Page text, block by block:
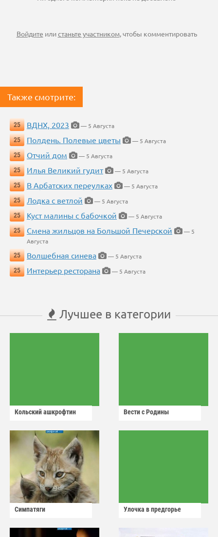
Войдите илистаньте участником, чтобы комментировать
Также смотрите:
25 ВДНХ, 2023
— 5 Августа
25
Полдень. Полевые цветы
— 5 Августа
25
Отчий дом
— 5 Августа
25
Илья Великий гудит
— 5 Августа
25
В Арбатских переулках
— 5 Августа
25
Лодка с ветлой
— 5 Августа
25
Куст малины с бабочкой
— 5 Августа
25
Смена жильцов на Большой Печерской
— 5
Августа
25
Волшебная синева
— 5 Августа
25
Интерьер ресторана — 5 Августа
Лучшее в категории
Кольский ашкрофтин Вести с Родины
Симпатяги Улочка в предгорье